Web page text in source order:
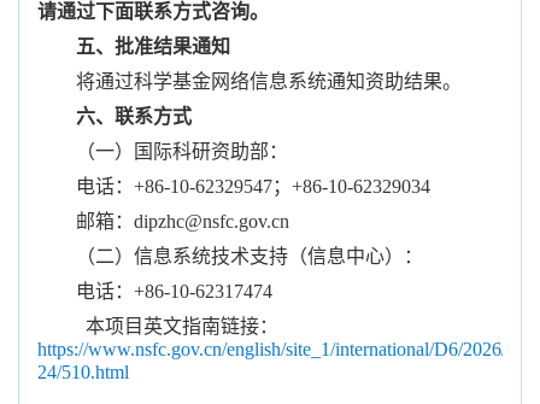
请通过下面联系方式咨询。
五、批准结果通知
将通过科学基金网络信息系统通知资助结果。
六、联系方式
（一）国际科研资助部：
电话：+86-10-62329547；+86-10-62329034
邮箱：dipzhc@nsfc.gov.cn
（二）信息系统技术支持（信息中心）：
电话：+86-10-62317474
本项目英文指南链接：
https://www.nsfc.gov.cn/english/site_1/international/D6/2026/03-
24/510.html